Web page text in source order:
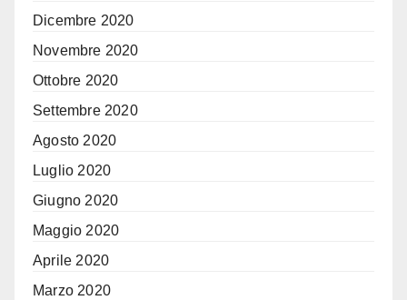
Dicembre 2020
Novembre 2020
Ottobre 2020
Settembre 2020
Agosto 2020
Luglio 2020
Giugno 2020
Maggio 2020
Aprile 2020
Marzo 2020